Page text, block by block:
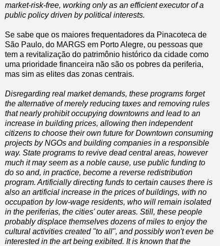
market-risk-free, working only as an efficient executor of a
public policy driven by political interests.
Se sabe que os maiores frequentadores da Pinacoteca de
São Paulo, do MARGS em Porto Alegre, ou pessoas que
tem a revitalização do patrimônio histórico da cidade como
uma prioridade financeira não são os pobres da periferia,
mas sim as elites das zonas centrais.
Disregarding real market demands, these programs forget
the alternative of merely reducing taxes and removing rules
that nearly prohibit occupying downtowns and lead to an
increase in building prices, allowing then independent
citizens to choose their own future for Downtown consuming
projects by NGOs and building companies in a responsible
way. State programs to revive dead central areas, however
much it may seem as a noble cause, use public funding to
do so and, in practice, become a reverse redistribution
program. Artificially directing funds to certain causes there is
also an artificial increase in the prices of buildings, with no
occupation by low-wage residents, who will remain isolated
in the periferias, the cities' outer areas. Still, these people
probably displace themselves dozens of miles to enjoy the
cultural activities created "to all", and possibly won't even be
interested in the art being exibited. It is known that the